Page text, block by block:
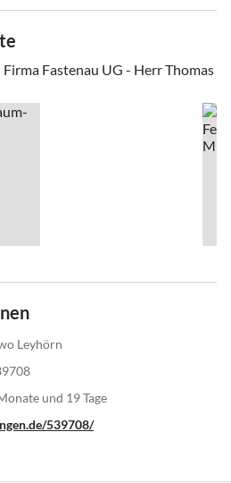
Fastenau UG - Herr Thomas
Leyhörn
und 19 Tage
539708/